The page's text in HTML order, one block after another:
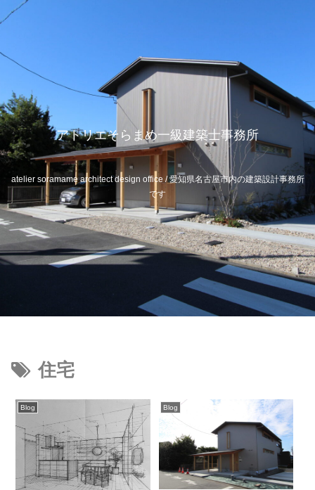
アトリエそらまめ一級建築士事務所
atelier soramame architect design office / 愛知県名古屋市内の建築設計事務所
です
住宅
Blog Blog